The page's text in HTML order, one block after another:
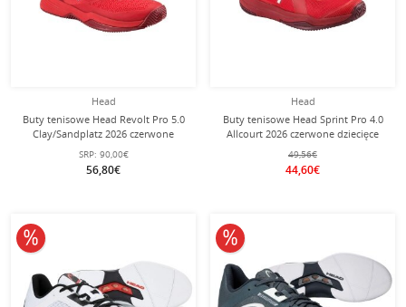
Head
Buty tenisowe Head Revolt Pro 5.0
Clay/Sandplatz 2026 czerwone
dziecięce
SRP: 90,00€
56,80€
Head
Buty tenisowe Head Sprint Pro 4.0
Allcourt 2026 czerwone dziecięce
49,56€
44,60€
10% obniżone 10% obniżone